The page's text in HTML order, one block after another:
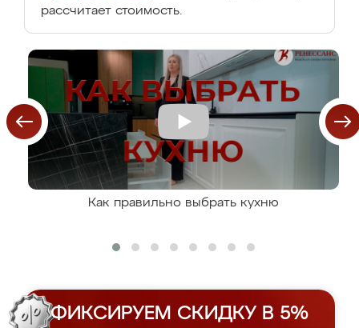
рассчитает стоимость.
Как правильно выбрать кухню
ФИКСИРУЕМ СКИДКУ В 5%